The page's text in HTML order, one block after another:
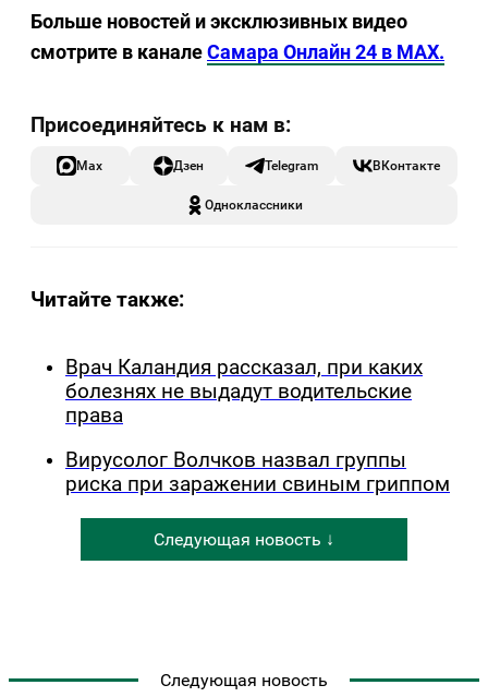
Больше новостей и эксклюзивных видео
смотрите в каналеСамара Онлайн 24 в MAX.
Max Дзен Telegram ВКонтакте
Одноклассники
Читайте также:
Врач Каландия рассказал, при каких
болезнях не выдадут водительские
права
Вирусолог Волчков назвал группы
риска при заражении свиным гриппом
Следующая новость ↓
Следующая новость